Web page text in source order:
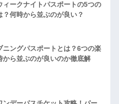
ィークナイトパスポートの5つの
？何時から並ぶのが良い？
ニングパスポートとは？6つの楽
から並ぶのが良いのか徹底解